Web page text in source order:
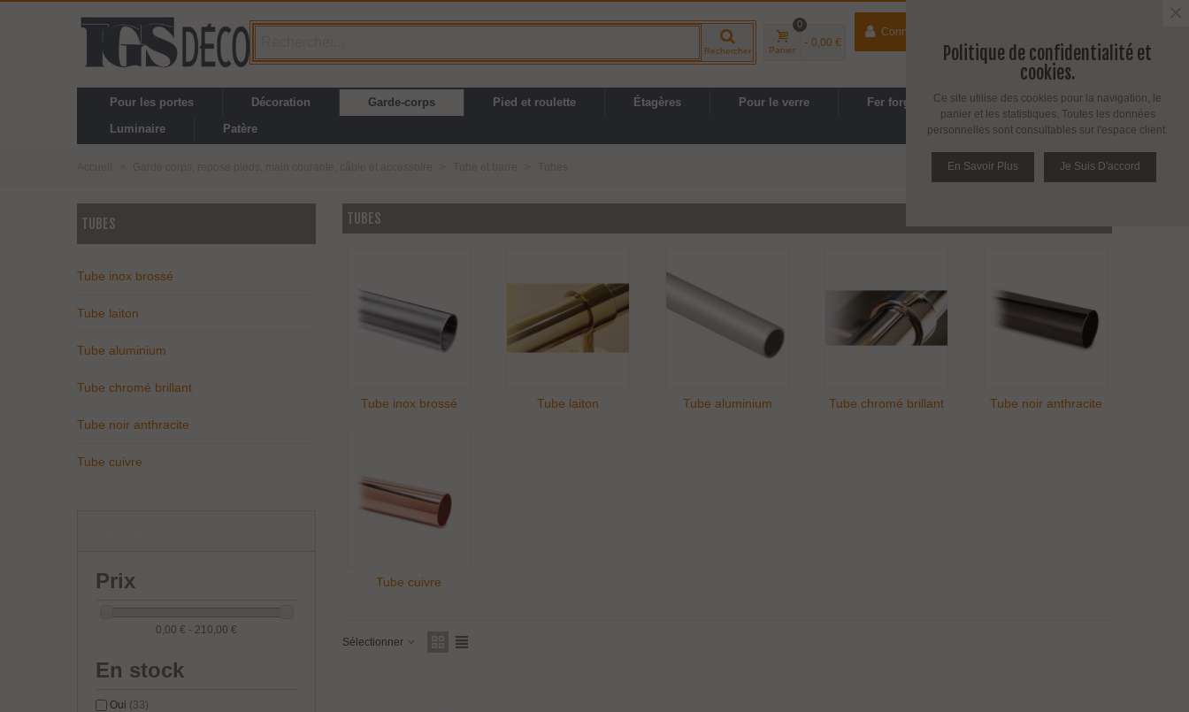
Rechercher Panier
0
- 0,00 €
Connecter
Espace PRO / Avantages PRO
Pour les portes Décoration Garde-corps Pied et roulette Étagères Pour le verre Fer forgé
Cuisine, SDB
Luminaire
Patère
TUBES
Tube inox brossé
Tube laiton
Tube aluminium
Tube chromé brillant
Tube noir anthracite
Tube cuivre
Prix
0,00 € - 210,00 €
En stock
Oui (33)
TUBES
Tube inox brossé Tube laiton Tube aluminium Tube chromé brillant Tube noir anthracite
Tube cuivre
Sélectionner
Politique de confidentialité et
cookies.
Ce site utilise des cookies pour la navigation, le
panier et les statistiques. Toutes les données
personnelles sont consultables sur l'espace client.
En Savoir Plus Je Suis D'accord